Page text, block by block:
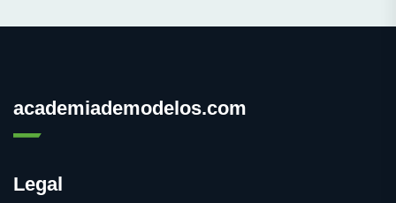
academiademodelos.com
Legal